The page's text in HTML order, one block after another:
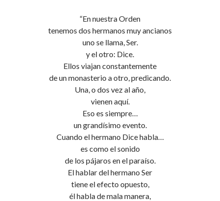
“En nuestra Orden
tenemos dos hermanos muy ancianos
uno se llama, Ser.
y el otro: Dice.
Ellos viajan constantemente
de un monasterio a otro, predicando.
Una, o dos vez al año,
vienen aquí.
Eso es siempre…
un grandísimo evento.
Cuando el hermano Dice habla…
es como el sonido
de los pájaros en el paraíso.
El hablar del hermano Ser
tiene el efecto opuesto,
él habla de mala manera,